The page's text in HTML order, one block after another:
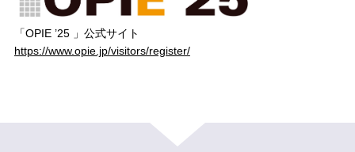
「OPIE ’25 」公式サイト
https://www.opie.jp/visitors/register/